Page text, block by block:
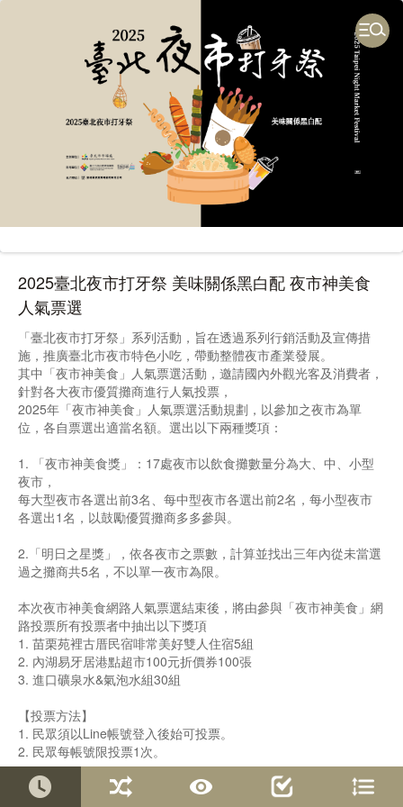
2025臺北夜市打牙祭 美味關係黑白配 夜市神美食
人氣票選
「臺北夜市打牙祭」系列活動，旨在透過系列行銷活動及宣傳措
施，推廣臺北市夜市特色小吃，帶動整體夜市產業發展。
其中「夜市神美食」人氣票選活動，邀請國內外觀光客及消費者，
針對各大夜市優質攤商進行人氣投票，
2025年「夜市神美食」人氣票選活動規劃，以參加之夜市為單
位，各自票選出適當名額。選出以下兩種獎項：
1. 「夜市神美食獎」：17處夜市以飲食攤數量分為大、中、小型
夜市，
每大型夜市各選出前3名、每中型夜市各選出前2名，每小型夜市
各選出1名，以鼓勵優質攤商多多參與。
2.「明日之星獎」，依各夜市之票數，計算並找出三年內從未當選
過之攤商共5名，不以單一夜市為限。
本次夜市神美食網路人氣票選結束後，將由參與「夜市神美食」網
路投票所有投票者中抽出以下獎項
1. 苗栗苑裡古厝民宿啡常美好雙人住宿5組
2. 內湖易牙居港點超市100元折價券100張
3. 進口礦泉水&氣泡水組30組
【投票方法】
1. 民眾須以Line帳號登入後始可投票。
2. 民眾每帳號限投票1次。
投票完成，也歡迎可以前往臺北市市場處「臺北好市發聲」FB粉